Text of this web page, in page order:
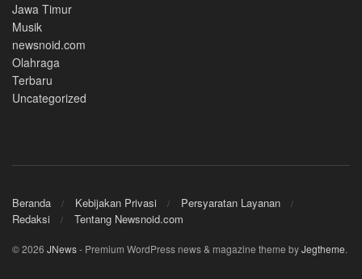
Jawa Timur
Musik
newsnoid.com
Olahraga
Terbaru
Uncategorized
Beranda Kebijakan Privasi
Persyaratan Layanan
Redaksi
Tentang Newsnoid.com
© 2026 JNews- Premium WordPress news & magazine theme byJegtheme.